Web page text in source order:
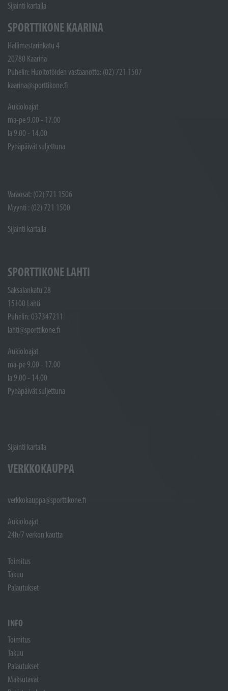
Sijainti kartalla
SPORTTIKONE KAARINA
Hallimestarinkatu 4
20780 Kaarina
Puhelin: Huoltotöiden vastaanotto: (02) 721 1507
kaarina@sporttikone.fi
Aukioloajat
ma-pe 9.00 - 17.00
la 9.00 - 14.00
Pyhäpäivät suljettuna
Varaosat: (02) 721 1506
Myynti : (02) 721 1500
Sijainti kartalla
SPORTTIKONE LAHTI
Saksalankatu 28
15100 Lahti
Puhelin: 037347211
lahti@sporttikone.fi
Aukioloajat
ma-pe 9.00 - 17.00
la 9.00 - 14.00
Pyhäpäivät suljettuna
Sijainti kartalla
VERKKOKAUPPA
verkkokauppa@sporttikone.fi
Aukioloajat
24h/7 verkon kautta
Toimitus
Takuu
Palautukset
INFO
Toimitus
Takuu
Palautukset
Maksutavat